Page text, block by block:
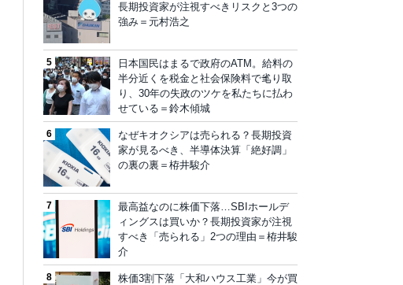
長期投資家が注視すべきリスクと3つの
強み＝元村浩之
日本国民はまるで政府のATM。給料の
半分近くを税金と社会保険料で毟り取
り、30年の失政のツケを私たちに払わ
せている＝鈴木傾城
なぜキオクシアは売られる？長期投資
家が見るべき、半導体決算「絶好調」
の裏の裏＝栫井駿介
最高益なのに株価下落…SBIホールデ
ィングスは買いか？長期投資家が注視
すべき「売られる」2つの理由＝栫井駿
介
株価3割下落「大和ハウス工業」今が買